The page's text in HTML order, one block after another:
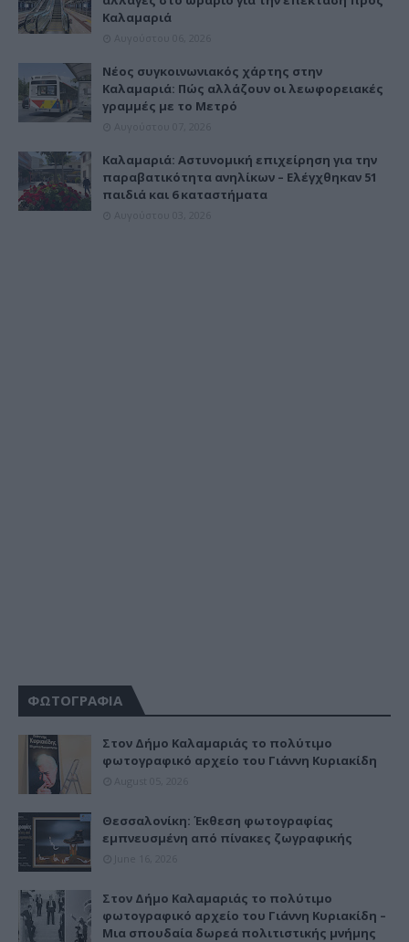
Καλαμαριά
Νέος συγκοινωνιακός χάρτης στην
Καλαμαριά: Πώς αλλάζουν οι λεωφορειακές
γραμμές με το Μετρό
Καλαμαριά: Αστυνομική επιχείρηση για την
παραβατικότητα ανηλίκων – Ελέγχθηκαν 51
παιδιά και 6 καταστήματα
ΦΩΤΟΓΡΑΦΙΑ
Στον Δήμο Καλαμαριάς το πολύτιμο
φωτογραφικό αρχείο του Γιάννη Κυριακίδη
Θεσσαλονίκη: Έκθεση φωτογραφίας
εμπνευσμένη από πίνακες ζωγραφικής
Στον Δήμο Καλαμαριάς το πολύτιμο
φωτογραφικό αρχείο του Γιάννη Κυριακίδη –
Μια σπουδαία δωρεά πολιτιστικής μνήμης